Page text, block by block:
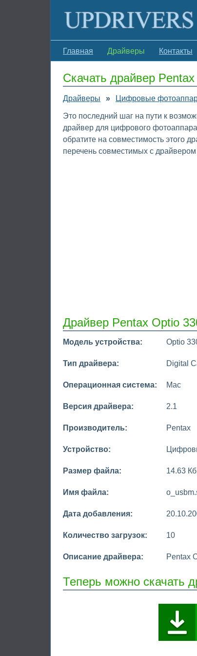
Главная Драйверы Контакты
Скачать драйвер
Драйверы » Цифровые
Это последний шаг на пути к
драйвер для цифрового
обратите на совместимость этого
перечень совместимых с
Драйвер Pentax Optio
Модель устройства: Optio
Тип драйвера: Digital
Операционная система: Mac
Версия драйвера: 2.1
Производитель: Pentax
Устройство:
Размер файла: 14.63 Кб
Имя файла:
Дата добавления:
Количество загрузок: 10
Описание драйвера: Pentax
Теперь можно скачать